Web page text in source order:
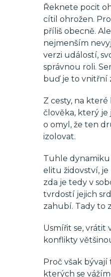
Řeknete pocit
cítil ohrožen.
příliš obecně.
nejmenším
verzi událostí,
správnou roli.
buď je to vnitřní
Z cesty, na
člověka, který je
o omyl, že ten
izolovat.
Tuhle dynamiku
elitu židovství, je
zda je tedy v
tvrdostí jejich
zahubí. Tady to
Usmířit se, vrátit
konflikty
Proč však bývají
kterých se